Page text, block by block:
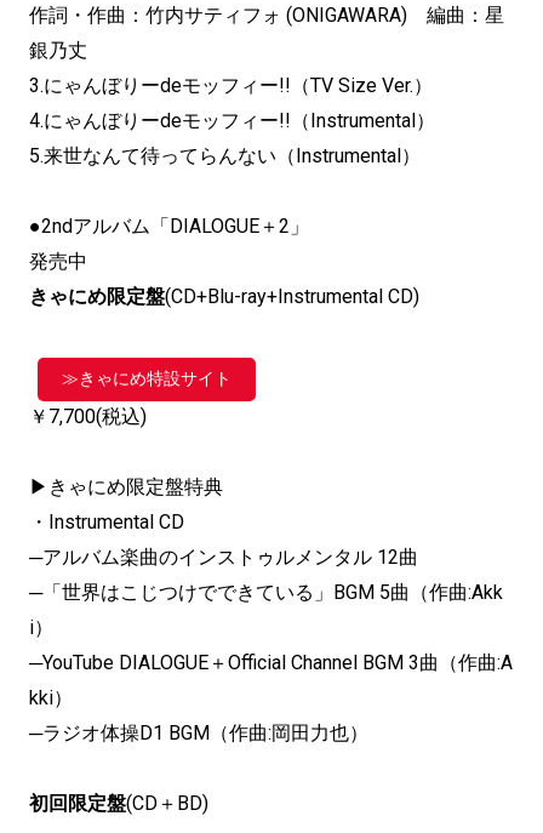
作詞・作曲：竹内サティフォ (ONIGAWARA) 編曲：星
銀乃丈
3.にゃんぼりーdeモッフィー!!（TV Size Ver.）
4.にゃんぼりーdeモッフィー!!（Instrumental）
5.来世なんて待ってらんない（Instrumental）
●2ndアルバム「DIALOGUE＋2」
発売中
きゃにめ限定盤(CD+Blu-ray+Instrumental CD)
≫きゃにめ特設サイト
￥7,700(税込)
▶きゃにめ限定盤特典
・Instrumental CD
─アルバム楽曲のインストゥルメンタル 12曲
─「世界はこじつけでできている」BGM 5曲（作曲:Akk
i）
─YouTube DIALOGUE＋Official Channel BGM 3曲（作曲:A
kki）
─ラジオ体操D1 BGM（作曲:岡田力也）
初回限定盤(CD＋BD)